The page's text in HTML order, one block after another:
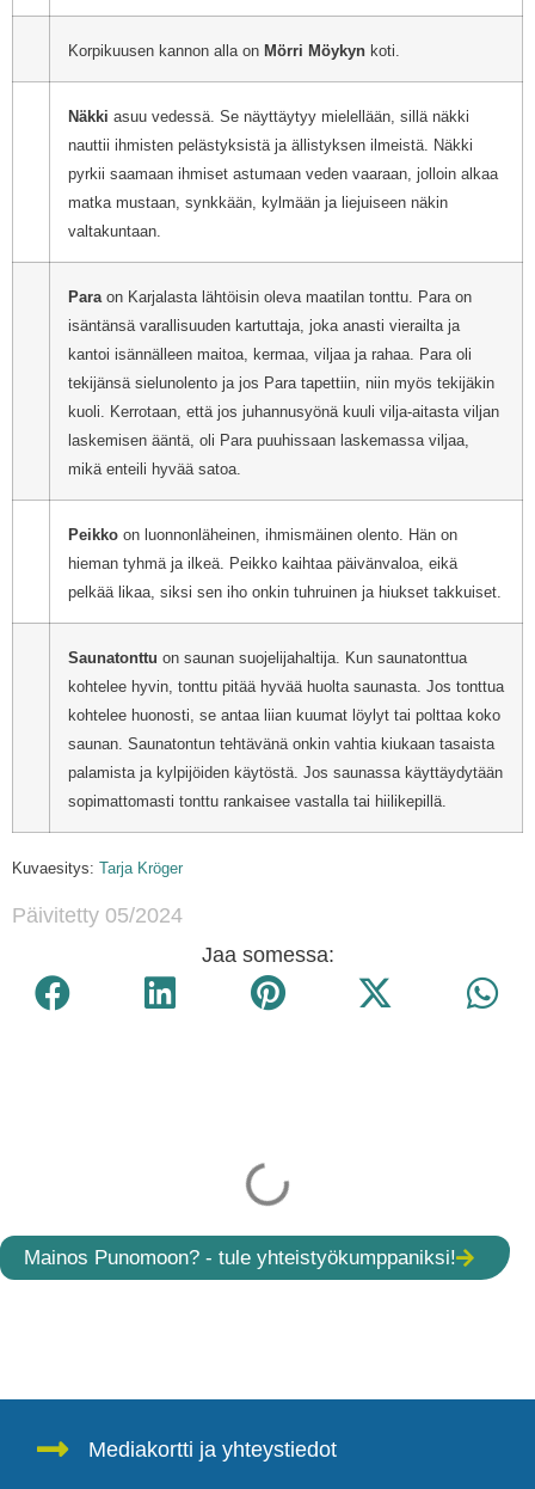
Korpikuusen kannon alla on Mörri Möykyn koti.
Näkki asuu vedessä. Se näyttäytyy mielellään, sillä näkki
nauttii ihmisten pelästyksistä ja ällistyksen ilmeistä. Näkki
pyrkii saamaan ihmiset astumaan veden vaaraan, jolloin alkaa
matka mustaan, synkkään, kylmään ja liejuiseen näkin
valtakuntaan.
Para on Karjalasta lähtöisin oleva maatilan tonttu. Para on
isäntänsä varallisuuden kartuttaja, joka anasti vierailta ja
kantoi isännälleen maitoa, kermaa, viljaa ja rahaa. Para oli
tekijänsä sielunolento ja jos Para tapettiin, niin myös tekijäkin
kuoli. Kerrotaan, että jos juhannusyönä kuuli vilja-aitasta viljan
laskemisen ääntä, oli Para puuhissaan laskemassa viljaa,
mikä enteili hyvää satoa.
Peikko on luonnonläheinen, ihmismäinen olento. Hän on
hieman tyhmä ja ilkeä. Peikko kaihtaa päivänvaloa, eikä
pelkää likaa, siksi sen iho onkin tuhruinen ja hiukset takkuiset.
Saunatonttu on saunan suojelijahaltija. Kun saunatonttua
kohtelee hyvin, tonttu pitää hyvää huolta saunasta. Jos tonttua
kohtelee huonosti, se antaa liian kuumat löylyt tai polttaa koko
saunan. Saunatontun tehtävänä onkin vahtia kiukaan tasaista
palamista ja kylpijöiden käytöstä. Jos saunassa käyttäydytään
sopimattomasti tonttu rankaisee vastalla tai hiilikepillä.
Kuvaesitys: Tarja Kröger
Päivitetty 05/2024
Jaa somessa:
Mainos Punomoon? - tule yhteistyökumppaniksi!
Mediakortti ja yhteystiedot